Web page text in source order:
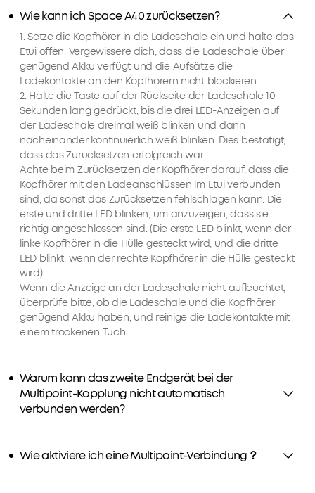
Wie kann ich Space A40 zurücksetzen?
1. Setze die Kopfhörer in die Ladeschale ein und halte das
Etui offen. Vergewissere dich, dass die Ladeschale über
genügend Akku verfügt und die Aufsätze die
Ladekontakte an den Kopfhörern nicht blockieren.
2. Halte die Taste auf der Rückseite der Ladeschale 10
Sekunden lang gedrückt, bis die drei LED-Anzeigen auf
der Ladeschale dreimal weiß blinken und dann
nacheinander kontinuierlich weiß blinken. Dies bestätigt,
dass das Zurücksetzen erfolgreich war.
Achte beim Zurücksetzen der Kopfhörer darauf, dass die
Kopfhörer mit den Ladeanschlüssen im Etui verbunden
sind, da sonst das Zurücksetzen fehlschlagen kann. Die
erste und dritte LED blinken, um anzuzeigen, dass sie
richtig angeschlossen sind. (Die erste LED blinkt, wenn der
linke Kopfhörer in die Hülle gesteckt wird, und die dritte
LED blinkt, wenn der rechte Kopfhörer in die Hülle gesteckt
wird).
Wenn die Anzeige an der Ladeschale nicht aufleuchtet,
überprüfe bitte, ob die Ladeschale und die Kopfhörer
genügend Akku haben, und reinige die Ladekontakte mit
einem trockenen Tuch.
Warum kann das zweite Endgerät bei der
Multipoint-Kopplung nicht automatisch
verbunden werden?
Wie aktiviere ich eine Multipoint-Verbindung？